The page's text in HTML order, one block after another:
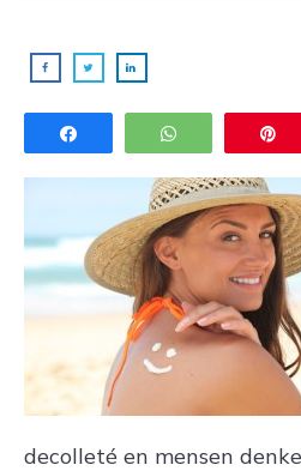
WhatsApp
decolleté en mensen